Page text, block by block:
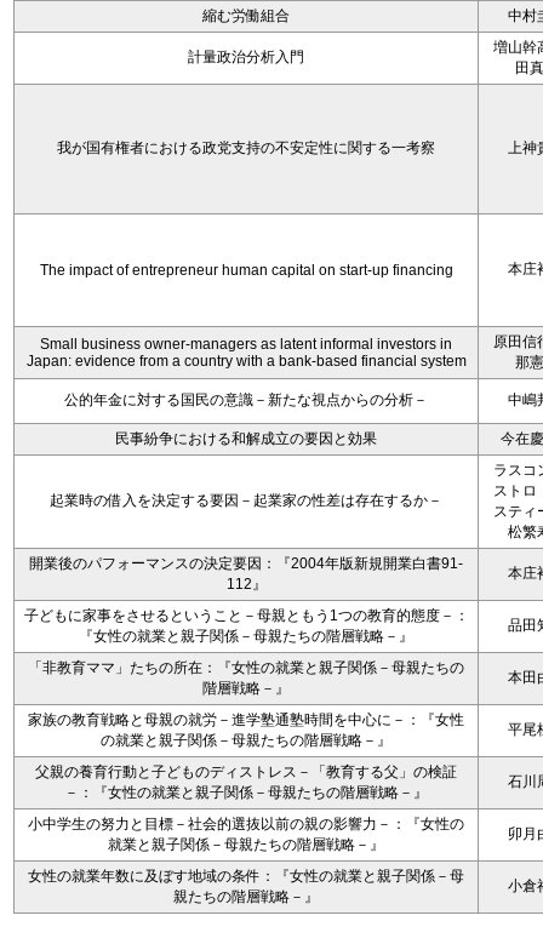
縮む労働組合 中村
計量政治分析入門
増山幹
田
我が国有権者における政党支持の不安定性に関する一考察 上神
The impact of entrepreneur human capital on start-up financing 本庄
Small business owner-managers as latent informal investors in
Japan: evidence from a country with a bank-based financial system
原田信
那
公的年金に対する国民の意識－新たな視点からの分析－ 中嶋
民事紛争における和解成立の要因と効果 今在
起業時の借入を決定する要因－起業家の性差は存在するか－
ラスコ
ストロ
スティ
松繁
開業後のパフォーマンスの決定要因：『2004年版新規開業白書91-
112』
本庄
子どもに家事をさせるということ－母親ともう1つの教育的態度－：
『女性の就業と親子関係－母親たちの階層戦略－』
品田
「非教育ママ」たちの所在：『女性の就業と親子関係－母親たちの
階層戦略－』
本田
家族の教育戦略と母親の就労－進学塾通塾時間を中心に－：『女性
の就業と親子関係－母親たちの階層戦略－』
平尾
父親の養育行動と子どものディストレス－「教育する父」の検証
－：『女性の就業と親子関係－母親たちの階層戦略－』
石川
小中学生の努力と目標－社会的選抜以前の親の影響力－：『女性の
就業と親子関係－母親たちの階層戦略－』
卯月
女性の就業年数に及ぼす地域の条件：『女性の就業と親子関係－母
親たちの階層戦略－』
小倉